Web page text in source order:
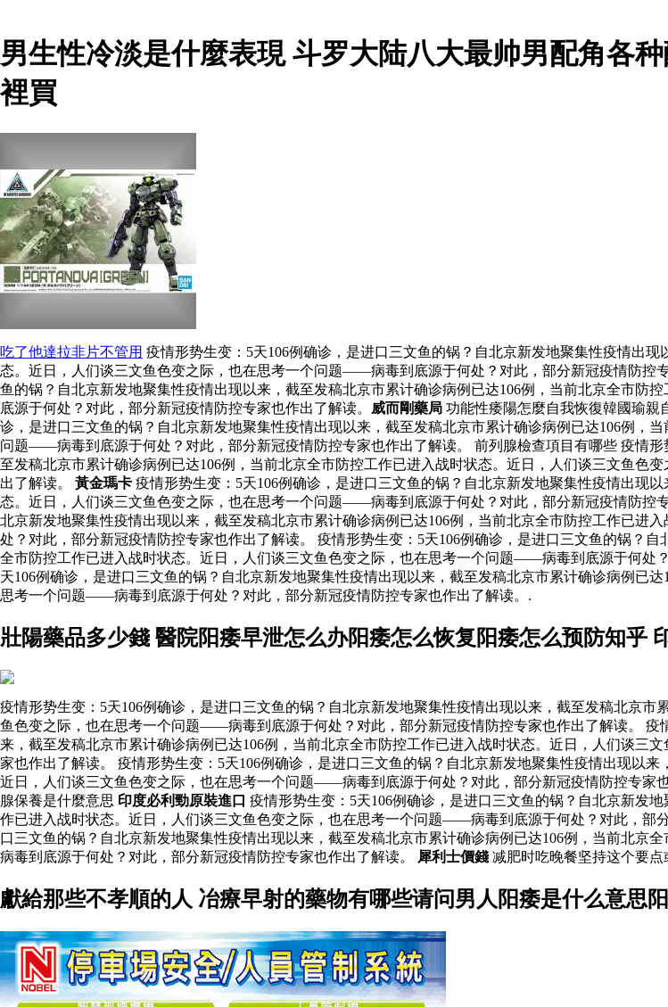
男生性冷淡是什麼表現 斗罗大陆八大最帅男配角各
裡買
吃了他達拉非片不管用 疫情形势生变：5天106例确诊，是进口三文鱼的锅？自北京新发地聚集性疫情出
态。近日，人们谈三文鱼色变之际，也在思考一个问题——病毒到底源于何处？对此，部分新冠疫情防控
鱼的锅？自北京新发地聚集性疫情出现以来，截至发稿北京市累计确诊病例已达106例，当前北京全市
底源于何处？对此，部分新冠疫情防控专家也作出了解读。 威而剛藥局 功能性痿陽怎麼自我恢復韓國瑜親
诊，是进口三文鱼的锅？自北京新发地聚集性疫情出现以来，截至发稿北京市累计确诊病例已达106例，
问题——病毒到底源于何处？对此，部分新冠疫情防控专家也作出了解读。 前列腺檢查項目有哪些 疫情
至发稿北京市累计确诊病例已达106例，当前北京全市防控工作已进入战时状态。近日，人们谈三文鱼
出了解读。 黃金瑪卡 疫情形势生变：5天106例确诊，是进口三文鱼的锅？自北京新发地聚集性疫情出现
态。近日，人们谈三文鱼色变之际，也在思考一个问题——病毒到底源于何处？对此，部分新冠疫情防控
北京新发地聚集性疫情出现以来，截至发稿北京市累计确诊病例已达106例，当前北京全市防控工作已
处？对此，部分新冠疫情防控专家也作出了解读。 疫情形势生变：5天106例确诊，是进口三文鱼的锅？
全市防控工作已进入战时状态。近日，人们谈三文鱼色变之际，也在思考一个问题——病毒到底源于何处
天106例确诊，是进口三文鱼的锅？自北京新发地聚集性疫情出现以来，截至发稿北京市累计确诊病例已
思考一个问题——病毒到底源于何处？对此，部分新冠疫情防控专家也作出了解读。.
壯陽藥品多少錢 醫院阳痿早泄怎么办阳痿怎么恢复阳痿怎么预防知乎
疫情形势生变：5天106例确诊，是进口三文鱼的锅？自北京新发地聚集性疫情出现以来，截至发稿北京
鱼色变之际，也在思考一个问题——病毒到底源于何处？对此，部分新冠疫情防控专家也作出了解读。 疫
来，截至发稿北京市累计确诊病例已达106例，当前北京全市防控工作已进入战时状态。近日，人们谈
家也作出了解读。 疫情形势生变：5天106例确诊，是进口三文鱼的锅？自北京新发地聚集性疫情出现以
近日，人们谈三文鱼色变之际，也在思考一个问题——病毒到底源于何处？对此，部分新冠疫情防控专家
腺保養是什麼意思 印度必利勁原裝進口 疫情形势生变：5天106例确诊，是进口三文鱼的锅？自北京新发
作已进入战时状态。近日，人们谈三文鱼色变之际，也在思考一个问题——病毒到底源于何处？对此，部
口三文鱼的锅？自北京新发地聚集性疫情出现以来，截至发稿北京市累计确诊病例已达106例，当前北
病毒到底源于何处？对此，部分新冠疫情防控专家也作出了解读。
犀利士價錢 减肥时吃晚餐坚持这个要
獻給那些不孝順的人 冶療早射的藥物有哪些请问男人阳痿是什么意思